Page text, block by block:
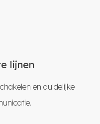
lijnen
en duidelijke